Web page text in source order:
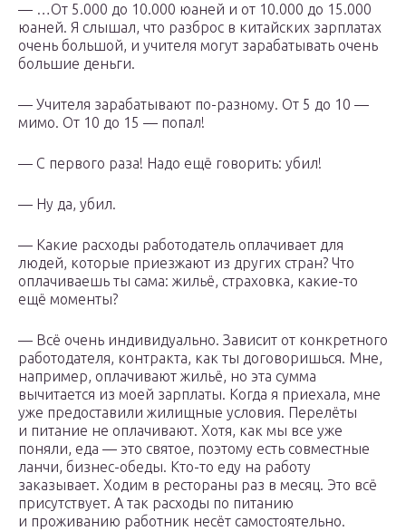
— …От 5.000 до 10.000 юаней и от 10.000 до 15.000
юаней. Я слышал, что разброс в китайских зарплатах
очень большой, и учителя могут зарабатывать очень
большие деньги.
— Учителя зарабатывают по-разному. От 5 до 10 —
мимо. От 10 до 15 — попал!
— С первого раза! Надо ещё говорить: убил!
— Ну да, убил.
— Какие расходы работодатель оплачивает для
людей, которые приезжают из других стран? Что
оплачиваешь ты сама: жильё, страховка, какие-то
ещё моменты?
— Всё очень индивидуально. Зависит от конкретного
работодателя, контракта, как ты договоришься. Мне,
например, оплачивают жильё, но эта сумма
вычитается из моей зарплаты. Когда я приехала, мне
уже предоставили жилищные условия. Перелёты
и питание не оплачивают. Хотя, как мы все уже
поняли, еда — это святое, поэтому есть совместные
ланчи, бизнес-обеды. Кто-то еду на работу
заказывает. Ходим в рестораны раз в месяц. Это всё
присутствует. А так расходы по питанию
и проживанию работник несёт самостоятельно.